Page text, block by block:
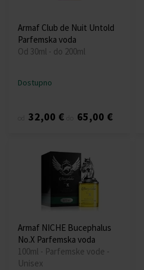
Armaf Club de Nuit Untold
Parfemska voda
Od 30ml - do 200ml
Dostupno
32,00 € 65,00 €
Armaf NICHE Bucephalus
No.X Parfemska voda
100ml - Parfemske vode -
Unisex